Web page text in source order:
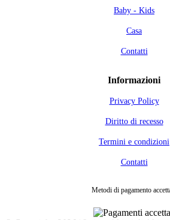
Baby - Kids
Casa
Contatti
Informazioni
Privacy Policy
Diritto di recesso
Termini e condizioni
Contatti
Metodi di pagamento